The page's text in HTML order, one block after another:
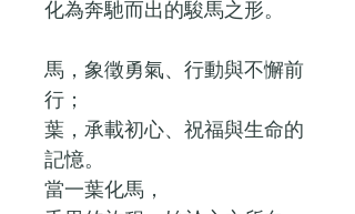
化為奔馳而出的駿馬之形。
馬，象徵勇氣、行動與不懈前
行；
葉，承載初心、祝福與生命的
記憶。
當一葉化馬，